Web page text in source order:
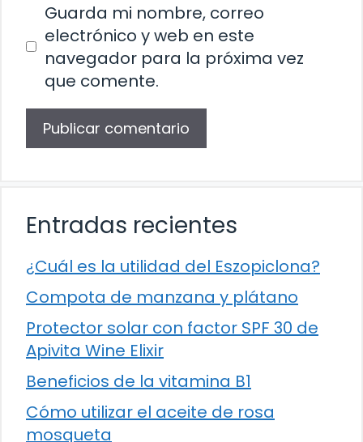
Guarda mi nombre, correo
electrónico y web en este
navegador para la próxima vez
que comente.
Entradas recientes
¿Cuál es la utilidad del Eszopiclona?
Compota de manzana y plátano
Protector solar con factor SPF 30 de
Apivita Wine Elixir
Beneficios de la vitamina B1
Cómo utilizar el aceite de rosa
mosqueta